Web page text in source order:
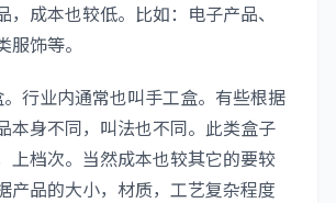
，成本也较低。比如：电子产品、
饰等。
业内通常也叫手工盒。有些根据
本身不同，叫法也不同。此类盒子
上档次。当然成本也较其它的要较
产品的大小，材质，工艺复杂程度